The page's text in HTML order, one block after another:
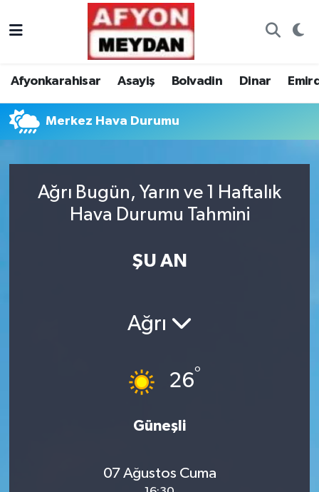
Afyonkarahisar Asayiş Bolvadin Dinar
Merkez Hava Durumu
Ağrı Bugün, Yarın ve 1 Haftalık
Hava Durumu Tahmini
ŞU AN
Ağrı
26°
Güneşli
07 Ağustos Cuma
Nöbetçi Eczaneler
Trafik Durumu
Süper Lig Puan Durumu ve Fikstür
Tüm Manşetler